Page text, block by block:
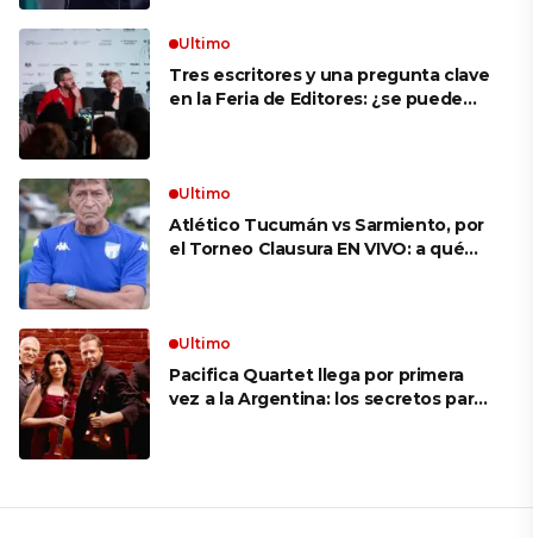
Ultimo
Tres escritores y una pregunta clave
en la Feria de Editores: ¿se puede
Ultimo
Atlético Tucumán vs Sarmiento, por
el Torneo Clausura EN VIVO: a qué
Ultimo
Pacifica Quartet llega por primera
vez a la Argentina: los secretos para